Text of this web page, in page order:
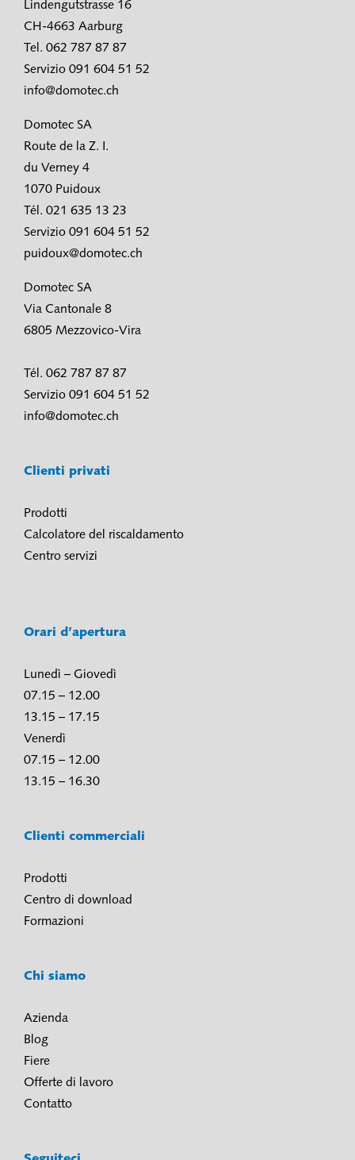
Lindengutstrasse 16
CH-4663 Aarburg
Tel. 062 787 87 87
Servizio 091 604 51 52
info@domotec.ch
Domotec SA
Route de la Z. I.
du Verney 4
1070 Puidoux
Tél. 021 635 13 23
Servizio 091 604 51 52
puidoux@domotec.ch
Domotec SA
Via Cantonale 8
6805 Mezzovico-Vira
Tél. 062 787 87 87
Servizio 091 604 51 52
info@domotec.ch
Clienti privati
Prodotti
Calcolatore del riscaldamento
Centro servizi
Orari d’apertura
Lunedì – Giovedì
07.15 – 12.00
13.15 – 17.15
Venerdì
07.15 – 12.00
13.15 – 16.30
Clienti commerciali
Prodotti
Centro di download
Formazioni
Chi siamo
Azienda
Blog
Fiere
Offerte di lavoro
Contatto